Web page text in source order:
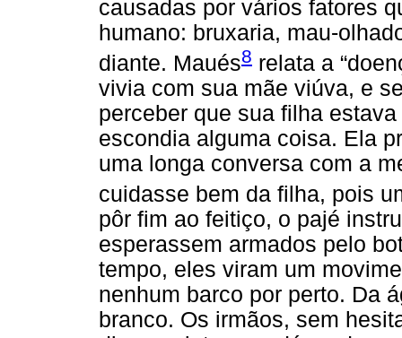
causadas por vários fatores
humano: bruxaria, mau-
diante. Maués8 relata a
vivia com sua mãe viúva, e
perceber que sua filha
escondia alguma coisa. Ela
uma longa conversa com a
cuidasse bem da filha, pois
pôr fim ao feitiço, o pajé
esperassem armados pelo
tempo, eles viram um
nenhum barco por perto. Da
branco. Os irmãos, sem